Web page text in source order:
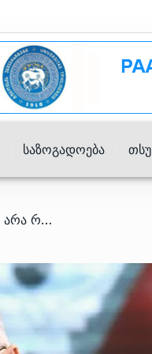
Საზოგადოება Თსუ
/ საარჩევნო მარათონი: არის თუ არა რეალური პარტიების დაპირებები?!